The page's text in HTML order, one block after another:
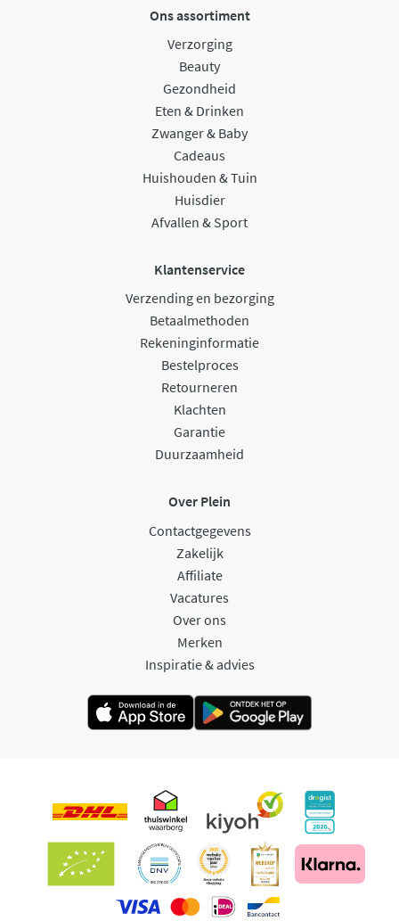
Ons assortiment
Verzorging
Beauty
Gezondheid
Eten & Drinken
Zwanger & Baby
Cadeaus
Huishouden & Tuin
Huisdier
Afvallen & Sport
Klantenservice
Verzending en bezorging
Betaalmethoden
Rekeninginformatie
Bestelproces
Retourneren
Klachten
Garantie
Duurzaamheid
Over Plein
Contactgegevens
Zakelijk
Affiliate
Vacatures
Over ons
Merken
Inspiratie & advies